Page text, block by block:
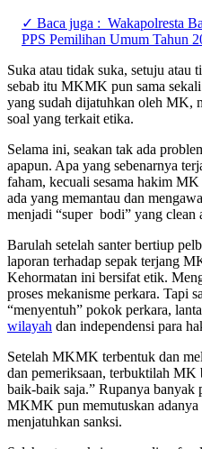
✓ Baca juga : Wakapolresta
PPS Pemilihan Umum Tahun
Suka atau tidak suka, setuju
sebab itu MKMK pun sama
yang sudah dijatuhkan oleh MK,
soal yang terkait etika.
Selama ini, seakan tak ada
apapun. Apa yang sebenarnya
faham, kecuali sesama hakim
ada yang memantau dan
menjadi “super bodi” yang clean
Barulah setelah santer bertiup
laporan terhadap sepak terjang
Kehormatan ini bersifat etik.
proses mekanisme perkara. Tapi
“menyentuh” pokok perkara,
wilayah dan independensi para
Setelah MKMK terbentuk dan
dan pemeriksaan, terbuktilah MK
baik-baik saja.” Rupanya banyak
MKMK pun memutuskan adanya
menjatuhkan sanksi.